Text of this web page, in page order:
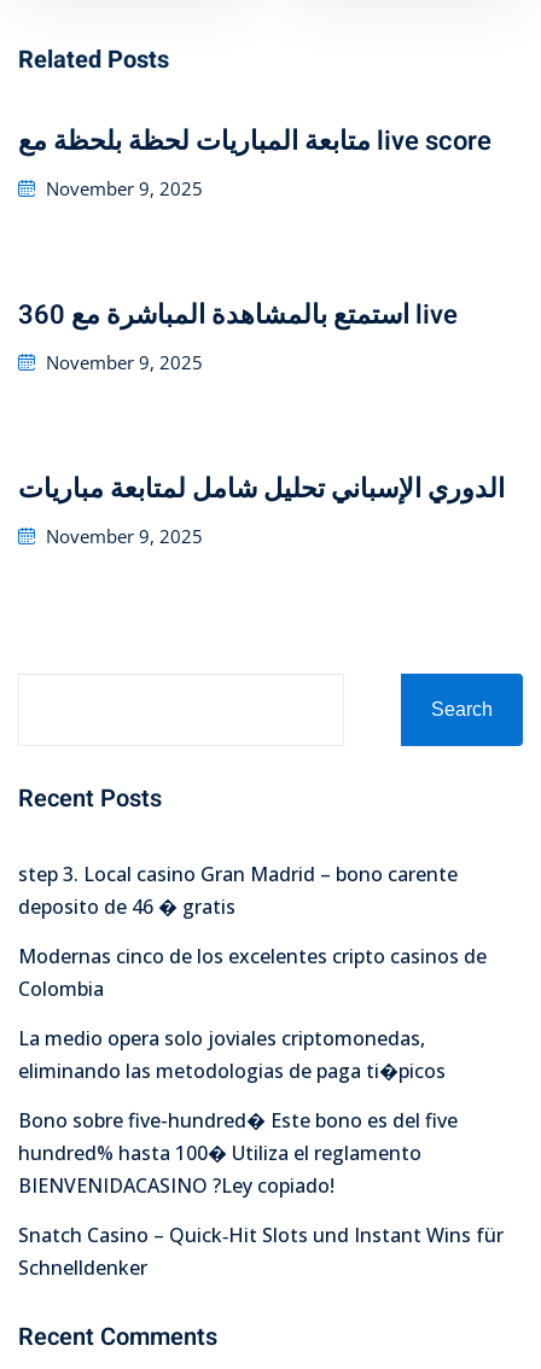
Related Posts
متابعة المباريات لحظة بلحظة مع live score
Posted
November 9, 2025
استمتع بالمشاهدة المباشرة مع 360 live
Posted
November 9, 2025
تحليل شامل لمتابعة مباريات ‎الدوري الإسباني
Posted
November 9, 2025
Search
Recent Posts
step 3. Local casino Gran Madrid – bono carente
deposito de 46 � gratis
Modernas cinco de los excelentes cripto casinos de
Colombia
La medio opera solo joviales criptomonedas,
eliminando las metodologias de paga ti�picos
Bono sobre five-hundred� Este bono es del five
hundred% hasta 100� Utiliza el reglamento
BIENVENIDACASINO ?Ley copiado!
Snatch Casino – Quick‑Hit Slots und Instant Wins für
Schnelldenker
Recent Comments